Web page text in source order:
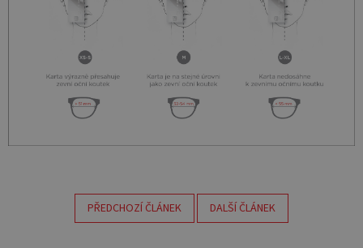
PŘEDCHOZÍ ČLÁNEK DALŠÍ ČLÁNEK